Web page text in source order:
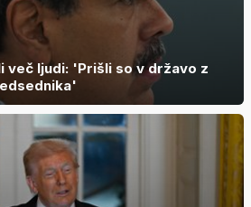
več ljudi: 'Prišli so v državo z